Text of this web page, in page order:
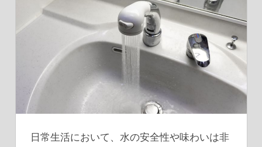
日常生活において、水の安全性や味わいは非